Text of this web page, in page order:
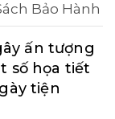
Bảo Hành
ấn tượng
số họa tiết
tiện